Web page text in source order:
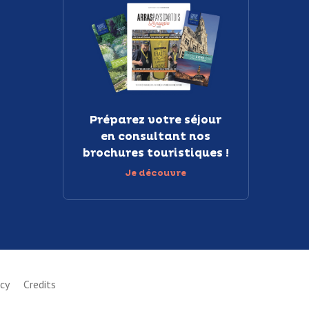
Préparez votre séjour
en consultant nos
brochures touristiques !
Je découvre
Credits